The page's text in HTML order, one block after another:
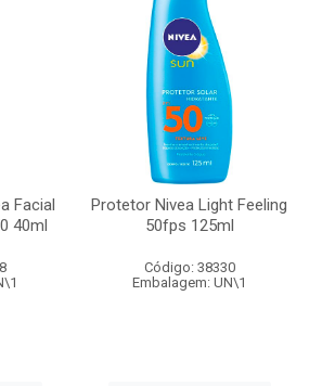
Facial
40ml
Protetor Nivea Light Feeling
50fps 125ml
Código: 38330
Embalagem: UN\1